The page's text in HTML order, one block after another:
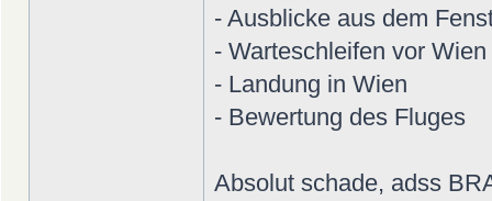
- Ausblicke aus dem
- Warteschleifen vor
- Landung in Wien
- Bewertung des Fluges
Absolut schade, adss